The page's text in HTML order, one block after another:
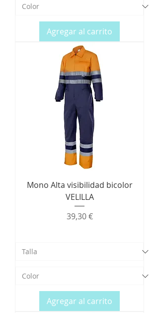
Agregar al carrito
Mono Alta visibilidad bicolor
VELILLA
Precio
39,30 €
Agregar al carrito